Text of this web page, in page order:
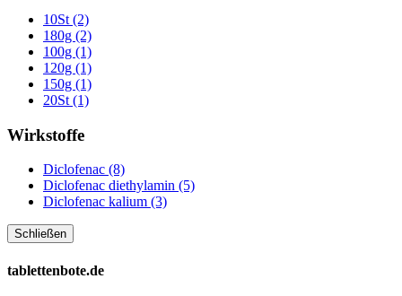
10St (2)
180g (2)
100g (1)
120g (1)
150g (1)
20St (1)
Wirkstoffe
Diclofenac (8)
Diclofenac diethylamin (5)
Diclofenac kalium (3)
Schließen
tablettenbote.de